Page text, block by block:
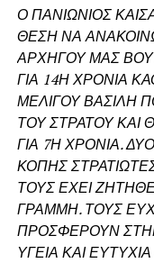
Ο ΠΑΝΙΩΝΙΟΣ
ΘΕΣΗ ΝΑ
ΑΡΧΗΓΟΥ ΜΑΣ
ΓΙΑ 14Η ΧΡΟΝΙΑ
ΜΕΛΙΓΟΥ ΒΑΣΙΛΗ
ΤΟΥ ΣΤΡΑΤΟΥ ΚΑΙ
ΓΙΑ 7Η ΧΡΟΝΙΑ.
ΚΟΠΗΣ
ΤΟΥΣ ΕΧΕΙ
ΓΡΑΜΜΗ. ΤΟΥΣ
ΠΡΟΣΦΕΡΟΥΝ
ΥΓΕΙΑ ΚΑΙ